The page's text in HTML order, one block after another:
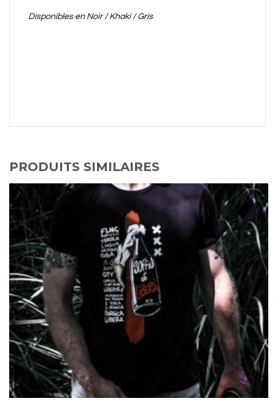
Disponibles en Noir / Khaki / Gris
PRODUITS SIMILAIRES